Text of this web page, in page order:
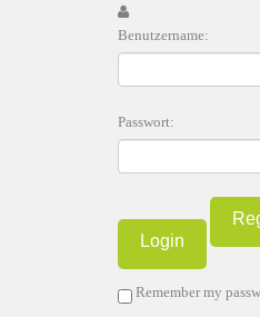
Benutzername:
Passwort:
Remember my